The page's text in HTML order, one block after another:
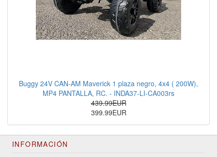
Buggy 24V CAN-AM Maverick 1 plaza negro, 4x4 ( 200W),
MP4 PANTALLA, RC. - INDA37-LI-CA003rs
439.99EUR
399.99EUR
INFORMACIÓN